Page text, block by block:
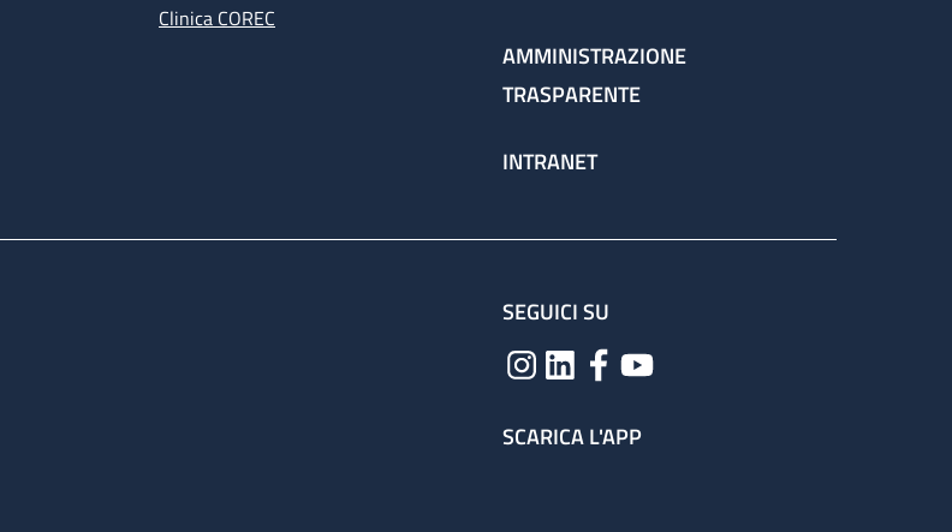
Clinica COREC
AMMINISTRAZIONE
TRASPARENTE
INTRANET
SEGUICI SU
SCARICA L'APP